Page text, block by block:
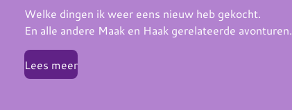
Welke dingen ik weer eens nieuw heb gekocht.
En alle andere Maak en Haak gerelateerde avonturen.
Lees meer